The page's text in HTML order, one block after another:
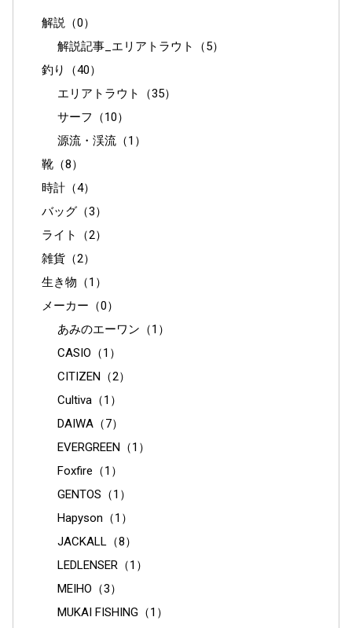
解説（0）
解説記事_エリアトラウト（5）
釣り（40）
エリアトラウト（35）
サーフ（10）
源流・渓流（1）
靴（8）
時計（4）
バッグ（3）
ライト（2）
雑貨（2）
生き物（1）
メーカー（0）
あみのエーワン（1）
CASIO（1）
CITIZEN（2）
Cultiva（1）
DAIWA（7）
EVERGREEN（1）
Foxfire（1）
GENTOS（1）
Hapyson（1）
JACKALL（8）
LEDLENSER（1）
MEIHO（3）
MUKAI FISHING（1）